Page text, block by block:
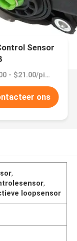
Sensor
Prijs：$4.00 - $21.00/pieces
ons
,
,
loopsensor